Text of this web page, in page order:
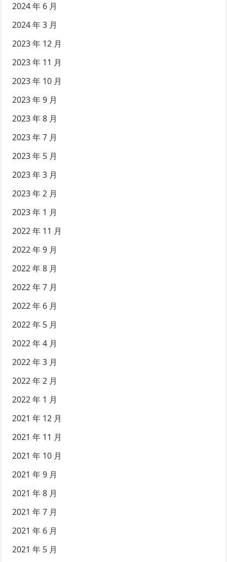
2024 年 6 月
2024 年 3 月
2023 年 12 月
2023 年 11 月
2023 年 10 月
2023 年 9 月
2023 年 8 月
2023 年 7 月
2023 年 5 月
2023 年 3 月
2023 年 2 月
2023 年 1 月
2022 年 11 月
2022 年 9 月
2022 年 8 月
2022 年 7 月
2022 年 6 月
2022 年 5 月
2022 年 4 月
2022 年 3 月
2022 年 2 月
2022 年 1 月
2021 年 12 月
2021 年 11 月
2021 年 10 月
2021 年 9 月
2021 年 8 月
2021 年 7 月
2021 年 6 月
2021 年 5 月